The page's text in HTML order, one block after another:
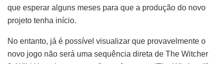
que esperar alguns meses para que a produção do novo
projeto tenha início.
No entanto, já é possível visualizar que provavelmente o
novo jogo não será uma sequência direta de The Witcher